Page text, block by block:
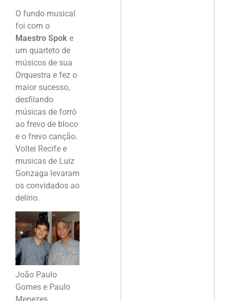
O fundo musical
foi com o
Maestro Spok e
um quarteto de
músicos de sua
Orquestra e fez o
maior sucesso,
desfilando
músicas de forró
ao frevo de bloco
e o frevo canção.
Voltei Recife e
musicas de Luiz
Gonzaga levaram
os convidados ao
delírio.
João Paulo
Gomes e Paulo